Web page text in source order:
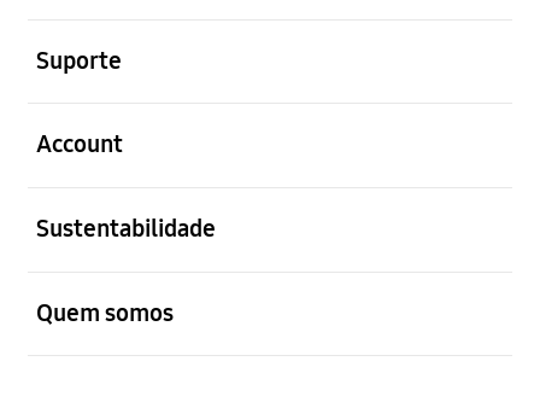
Suporte
Account
Sustentabilidade
Quem somos